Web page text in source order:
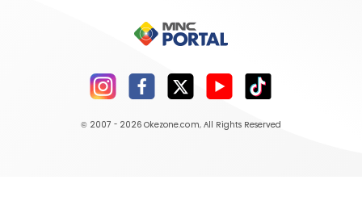
© 2007 - 2026 Okezone.com, All Rights Reserved